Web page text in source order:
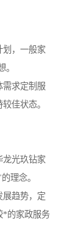
划，一般家
需求定制服
佳状态。
龙光玖钻家
理念。
展趋势，定
*的家政服务